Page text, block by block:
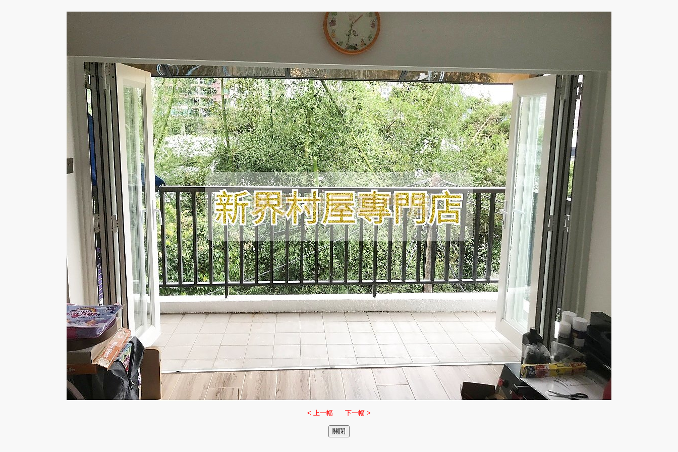
< 上一幅 下一幅 >